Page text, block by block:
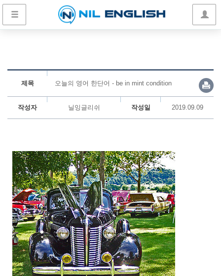
제목 오늘의 영어 한단어 - be in mint condition
작성자 닐잉글리쉬 작성일 2019.09.09